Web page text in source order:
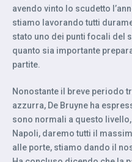
avendo vinto lo scudetto
stiamo lavorando tutti
stato uno dei punti focali del
quanto sia importante
partite.
Nonostante il breve periodo
azzurra, De Bruyne ha
sono normali a questo
Napoli, daremo tutti il
alle porte, stiamo dando il